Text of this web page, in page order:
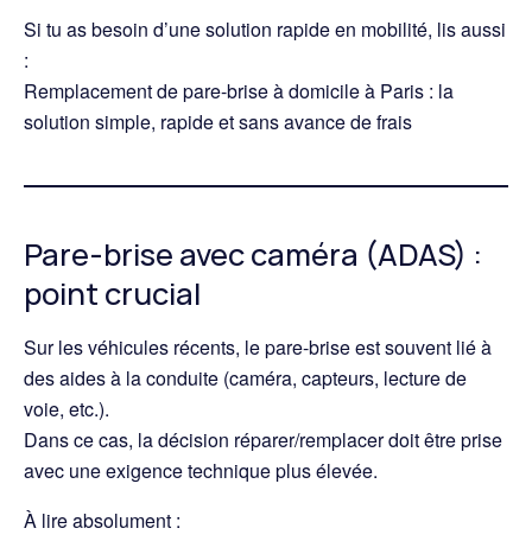
Si tu as besoin d’une solution rapide en mobilité, lis aussi
:
Remplacement de pare-brise à domicile à Paris : la
solution simple, rapide et sans avance de frais
Pare-brise avec caméra (ADAS) :
point crucial
Sur les véhicules récents, le pare-brise est souvent lié à
des aides à la conduite (caméra, capteurs, lecture de
voie, etc.).
Dans ce cas, la décision réparer/remplacer doit être prise
avec une exigence technique plus élevée.
À lire absolument :